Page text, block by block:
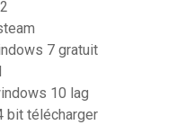
7 gratuit
10 lag
bit télécharger